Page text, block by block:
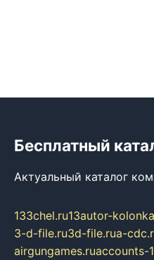
Бесплатный
Актуальный каталог
133chel.ru13autor-
3-d-file.ru3d-file.rua-
airgungames.ruaccounts-